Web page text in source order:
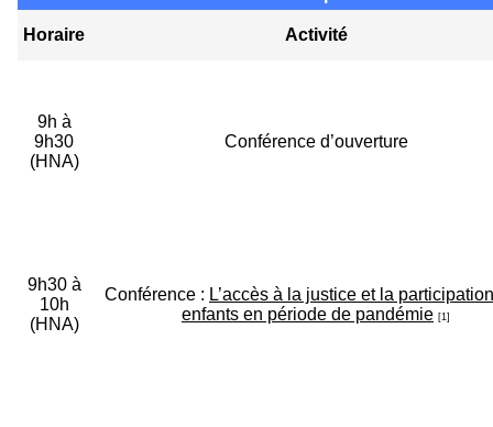
Horaire Activité
9h à
9h30
(HNA)
Conférence d’ouverture
9h30 à
10h
(HNA)
Conférence : L’accès à la justice et la
enfants en période de pandémie [1]